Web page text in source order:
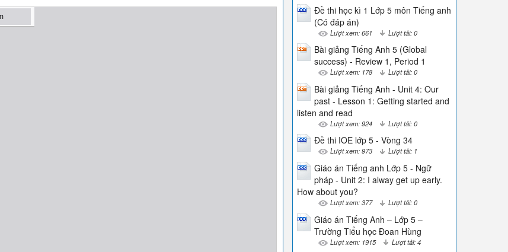
Đề thi học kì 1 Lớp 5 môn Tiếng anh
(Có đáp án)
Lượt xem: 661 Lượt tải: 0
Bài giảng Tiếng Anh 5 (Global
success) - Review 1, Period 1
Lượt xem: 178 Lượt tải: 0
Bài giảng Tiếng Anh - Unit 4: Our
past - Lesson 1: Getting started and
listen and read
Lượt xem: 924 Lượt tải: 0
Đề thi IOE lớp 5 - Vòng 34
Lượt xem: 973 Lượt tải: 1
Giáo án Tiếng anh Lớp 5 - Ngữ
pháp - Unit 2: I alway get up early.
How about you?
Lượt xem: 377 Lượt tải: 0
Giáo án Tiếng Anh – Lớp 5 –
Trường Tiểu học Đoan Hùng
Lượt xem: 1915 Lượt tải: 4